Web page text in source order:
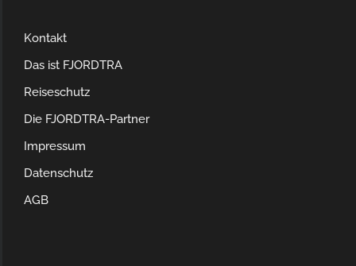
Kontakt
Das ist FJORDTRA
Reiseschutz
Die FJORDTRA-Partner
Impressum
Datenschutz
AGB